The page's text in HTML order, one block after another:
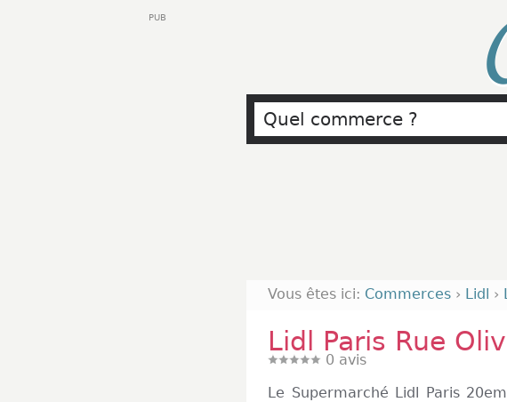
Vous êtes ici: Commerces › Lidl ›
Lidl Paris Rue
0 avis
Le Supermarché Lidl Paris
PUB